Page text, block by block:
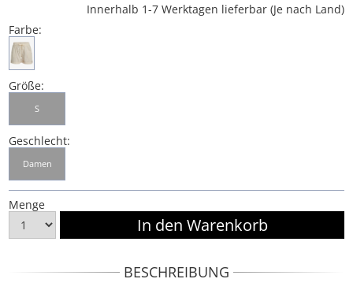
Innerhalb 1-7 Werktagen lieferbar (Je nach Land)
Farbe:
Größe:
S
Geschlecht:
Damen
Menge
BESCHREIBUNG